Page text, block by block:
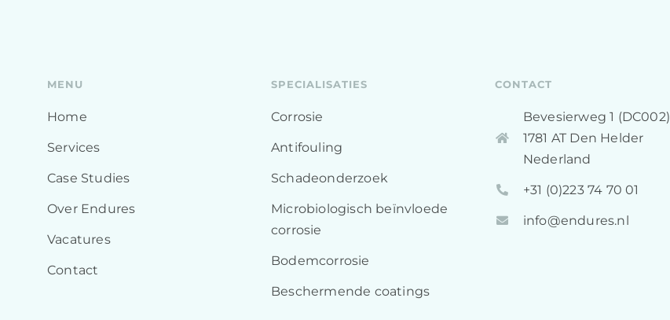
MENU
Home
Services
Case Studies
Over Endures
Vacatures
Contact
SPECIALISATIES
Corrosie
Antifouling
Schadeonderzoek
Microbiologisch beïnvloede
corrosie
Bodemcorrosie
Beschermende coatings
CONTACT
Bevesierweg 1 (DC002)
1781 AT Den Helder
Nederland
+31 (0)223 74 70 01​
info@endures.nl